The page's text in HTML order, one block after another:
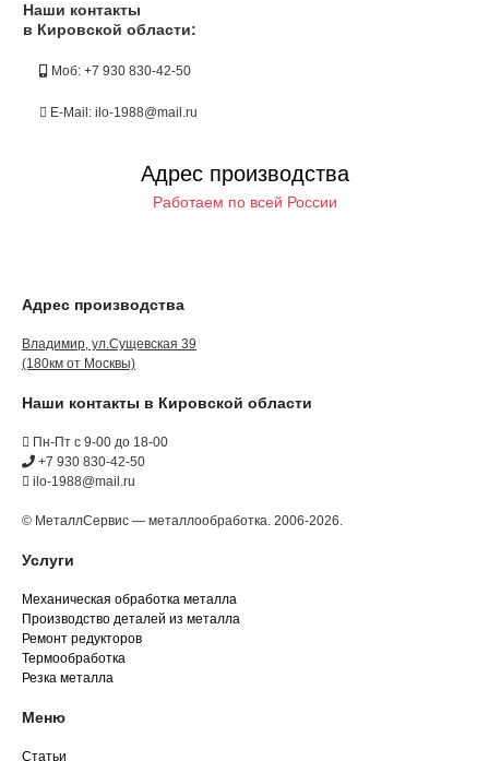
Наши контакты
в Кировской области:
Моб: +7 930 830-42-50
E-Mail: ilo-1988@mail.ru
Адрес производства
Работаем по всей России
Адрес производства
Владимир, ул.Сущевская 39
(180км от Москвы)
Наши контакты в Кировской области
Пн-Пт с 9-00 до 18-00
+7 930 830-42-50
ilo-1988@mail.ru
© МеталлСервис — металлообработка. 2006-2026.
Услуги
Механическая обработка металла
Производство деталей из металла
Ремонт редукторов
Термообработка
Резка металла
Меню
Статьи